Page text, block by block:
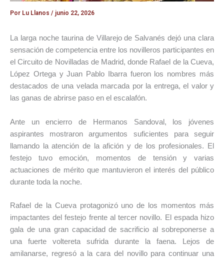
Por Lu Llanos / junio 22, 2026
La larga noche taurina de Villarejo de Salvanés dejó una clara
sensación de competencia entre los novilleros participantes en
el Circuito de Novilladas de Madrid, donde Rafael de la Cueva,
López Ortega y Juan Pablo Ibarra fueron los nombres más
destacados de una velada marcada por la entrega, el valor y
las ganas de abrirse paso en el escalafón.
Ante un encierro de Hermanos Sandoval, los jóvenes
aspirantes mostraron argumentos suficientes para seguir
llamando la atención de la afición y de los profesionales. El
festejo tuvo emoción, momentos de tensión y varias
actuaciones de mérito que mantuvieron el interés del público
durante toda la noche.
Rafael de la Cueva protagonizó uno de los momentos más
impactantes del festejo frente al tercer novillo. El espada hizo
gala de una gran capacidad de sacrificio al sobreponerse a
una fuerte voltereta sufrida durante la faena. Lejos de
amilanarse, regresó a la cara del novillo para continuar una